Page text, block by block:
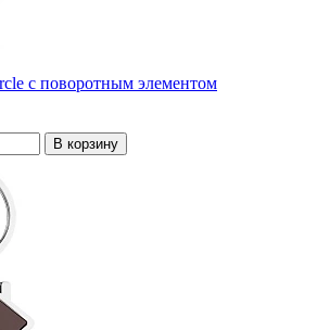
с поворотным элементом
В корзину